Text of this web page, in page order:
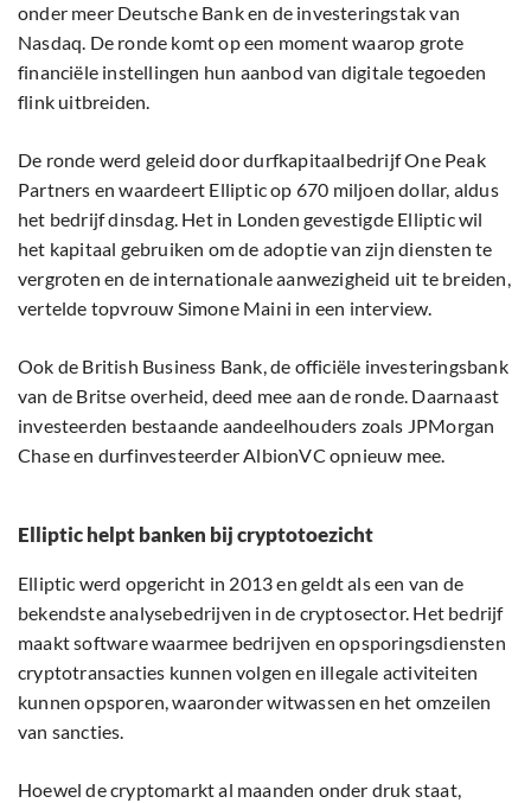
onder meer Deutsche Bank en de investeringstak van
Nasdaq. De ronde komt op een moment waarop grote
financiële instellingen hun aanbod van digitale tegoeden
flink uitbreiden.
De ronde werd geleid door durfkapitaalbedrijf One Peak
Partners en waardeert Elliptic op 670 miljoen dollar, aldus
het bedrijf dinsdag. Het in Londen gevestigde Elliptic wil
het kapitaal gebruiken om de adoptie van zijn diensten te
vergroten en de internationale aanwezigheid uit te breiden,
vertelde topvrouw Simone Maini in een interview.
Ook de British Business Bank, de officiële investeringsbank
van de Britse overheid, deed mee aan de ronde. Daarnaast
investeerden bestaande aandeelhouders zoals JPMorgan
Chase en durfinvesteerder AlbionVC opnieuw mee.
Elliptic helpt banken bij cryptotoezicht
Elliptic werd opgericht in 2013 en geldt als een van de
bekendste analysebedrijven in de cryptosector. Het bedrijf
maakt software waarmee bedrijven en opsporingsdiensten
cryptotransacties kunnen volgen en illegale activiteiten
kunnen opsporen, waaronder witwassen en het omzeilen
van sancties.
Hoewel de cryptomarkt al maanden onder druk staat,